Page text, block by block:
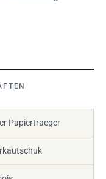
Papiertraeger